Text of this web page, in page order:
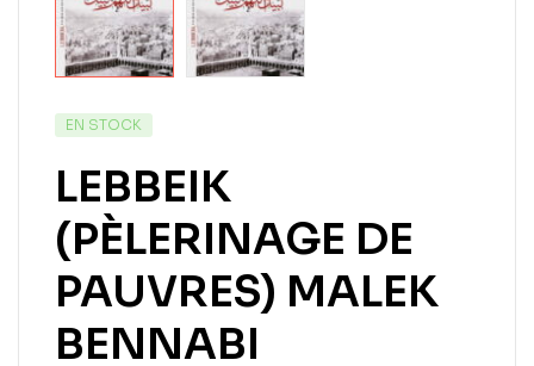
EN STOCK
LEBBEIK
(PÈLERINAGE DE
PAUVRES) MALEK
BENNABI